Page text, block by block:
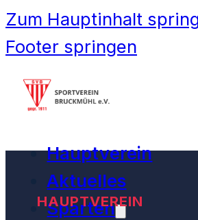
Zum Hauptinhalt
Footer springen
Hauptverein
Aktuelles
Sparten
HAUPTVEREIN